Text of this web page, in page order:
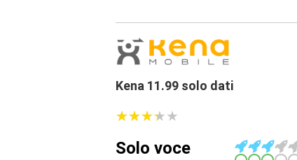
Kena 11.99 solo dati
★★★★★
★★★★★
Solo voce